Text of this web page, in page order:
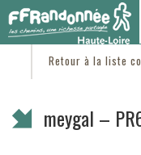
Vous êtes ici :Accueil/C'est d'actu
Retour à la liste
meygal –